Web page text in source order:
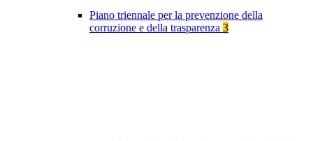
Piano triennale per la prevenzione della
corruzione e della trasparenza 3